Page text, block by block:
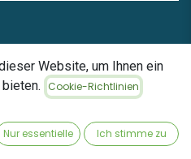
Website, um Ihnen ein
Cookie-Richtlinien
Nur essentielle Ich stimme zu